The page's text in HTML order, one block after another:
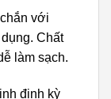
với
Chất
làm sạch.
định kỳ